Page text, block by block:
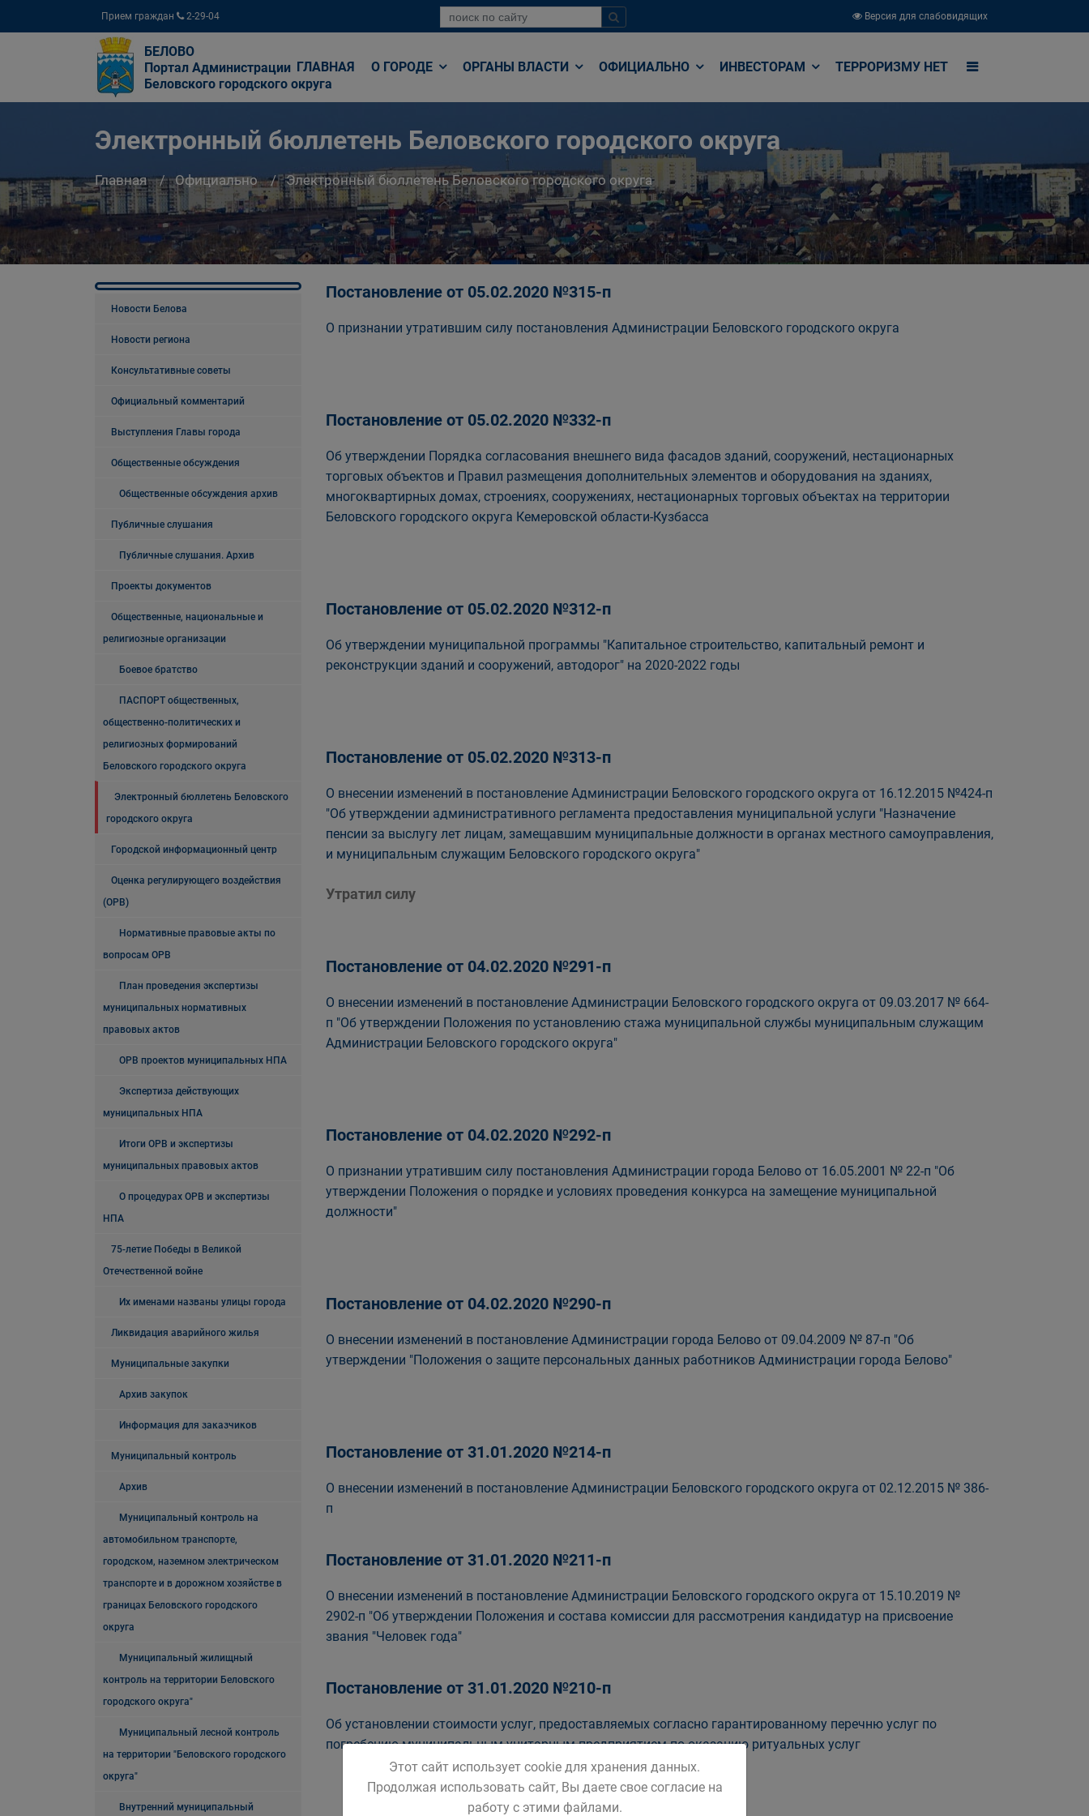
Прием граждан 2-29-04 Версия для слабовидящих
БЕЛОВО
Портал Администрации
Беловского городского округа
ГЛАВНАЯ О ГОРОДЕ ОРГАНЫ ВЛАСТИ ОФИЦИАЛЬНО ИНВЕСТОРАМ ТЕРРОРИЗМУ НЕТ
Электронный бюллетень Беловского городского округа
Главная Официально Электронный бюллетень Беловского городского округа
Новости Белова
Новости региона
Консультативные советы
Официальный комментарий
Выступления Главы города
Общественные обсуждения
Общественные обсуждения архив
Публичные слушания
Публичные слушания. Архив
Проекты документов
Общественные, национальные и
религиозные организации
Боевое братство
ПАСПОРТ общественных,
общественно-политических и
религиозных формирований
Беловского городского округа
Электронный бюллетень Беловского
городского округа
Городской информационный центр
Оценка регулирующего воздействия
(ОРВ)
Нормативные правовые акты по
вопросам ОРВ
План проведения экспертизы
муниципальных нормативных
правовых актов
ОРВ проектов муниципальных НПА
Экспертиза действующих
муниципальных НПА
Итоги ОРВ и экспертизы
муниципальных правовых актов
О процедурах ОРВ и экспертизы
НПА
75-летие Победы в Великой
Отечественной войне
Их именами названы улицы города
Ликвидация аварийного жилья
Муниципальные закупки
Архив закупок
Информация для заказчиков
Муниципальный контроль
Архив
Муниципальный контроль на
автомобильном транспорте,
городском, наземном электрическом
транспорте и в дорожном хозяйстве в
границах Беловского городского
округа
Муниципальный жилищный
контроль на территории Беловского
городского округа"
Муниципальный лесной контроль
на территории "Беловского городского
округа"
Внутренний муниципальный
Постановление от 05.02.2020 №315-п
О признании утратившим силу постановления Администрации Беловского городского округа
Постановление от 05.02.2020 №332-п
Об утверждении Порядка согласования внешнего вида фасадов зданий, сооружений, нестационарных
торговых объектов и Правил размещения дополнительных элементов и оборудования на зданиях,
многоквартирных домах, строениях, сооружениях, нестационарных торговых объектах на территории
Беловского городского округа Кемеровской области-Кузбасса
Постановление от 05.02.2020 №312-п
Об утверждении муниципальной программы "Капитальное строительство, капитальный ремонт и
реконструкции зданий и сооружений, автодорог" на 2020-2022 годы
Постановление от 05.02.2020 №313-п
О внесении изменений в постановление Администрации Беловского городского округа от 16.12.2015 №424-п
"Об утверждении административного регламента предоставления муниципальной услуги "Назначение
пенсии за выслугу лет лицам, замещавшим муниципальные должности в органах местного самоуправления,
и муниципальным служащим Беловского городского округа"
Утратил силу
Постановление от 04.02.2020 №291-п
О внесении изменений в постановление Администрации Беловского городского округа от 09.03.2017 № 664-
п "Об утверждении Положения по установлению стажа муниципальной службы муниципальным служащим
Администрации Беловского городского округа"
Постановление от 04.02.2020 №292-п
О признании утратившим силу постановления Администрации города Белово от 16.05.2001 № 22-п "Об
утверждении Положения о порядке и условиях проведения конкурса на замещение муниципальной
должности"
Постановление от 04.02.2020 №290-п
О внесении изменений в постановление Администрации города Белово от 09.04.2009 № 87-п "Об
утверждении "Положения о защите персональных данных работников Администрации города Белово"
Постановление от 31.01.2020 №214-п
О внесении изменений в постановление Администрации Беловского городского округа от 02.12.2015 № 386-
п
Постановление от 31.01.2020 №211-п
О внесении изменений в постановление Администрации Беловского городского округа от 15.10.2019 №
2902-п "Об утверждении Положения и состава комиссии для рассмотрения кандидатур на присвоение
звания "Человек года"
Постановление от 31.01.2020 №210-п
Об установлении стоимости услуг, предоставляемых согласно гарантированному перечню услуг по
погребению муниципальным унитарным предприятием по оказанию ритуальных услуг
Этот сайт использует cookie для хранения данных.
Продолжая использовать сайт, Вы даете свое согласие на
работу с этими файлами.